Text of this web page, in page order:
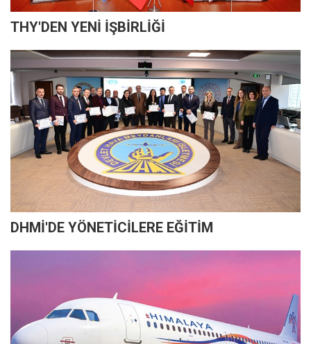
THY'DEN YENİ İŞBİRLİĞİ
DHMİ'DE YÖNETİCİLERE EĞİTİM